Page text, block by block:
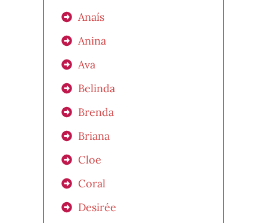
Anaís
Anina
Ava
Belinda
Brenda
Briana
Cloe
Coral
Desirée